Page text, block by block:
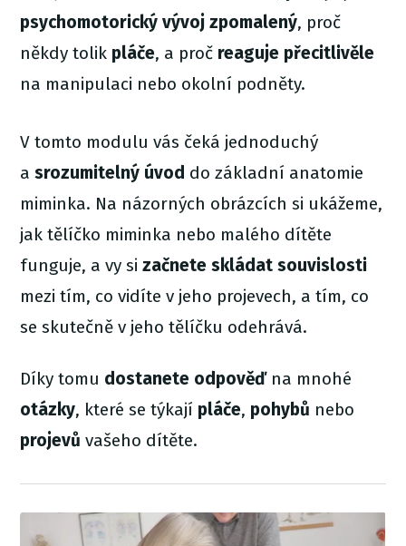
psychomotorický vývoj zpomalený, proč
někdy tolik pláče, a proč reaguje přecitlivěle
na manipulaci nebo okolní podněty.
V tomto modulu vás čeká jednoduchý
asrozumitelný úvod do základní anatomie
miminka. Na názorných obrázcích si ukážeme,
jak tělíčko miminka nebo malého dítěte
funguje, a vy sizačnete skládat souvislosti
mezi tím, co vidíte v jeho projevech, a tím, co
se skutečně v jeho tělíčku odehrává.
Díky tomu dostanete odpověďna mnohé
otázky, které se týkají pláče, pohybů nebo
projevů vašeho dítěte.